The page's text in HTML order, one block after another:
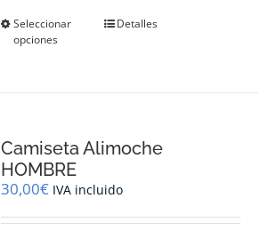
Seleccionar
opciones
Este
se
elegir
la
Detalles
Camiseta Alimoche
HOMBRE
30,00€ IVA incluido